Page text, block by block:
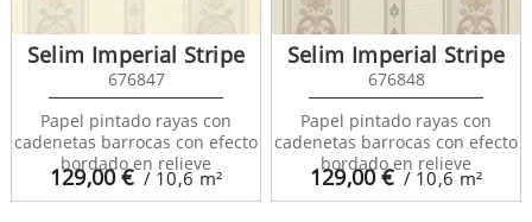
129,00€ / 10,6m²
Selim Imperial Stripe
676847
Papel pintado rayas con
cadenetas barrocas con efecto
bordado en relieve
129,00€ / 10,6m²
Selim Imperial Stripe
676848
Papel pintado rayas con
cadenetas barrocas con efecto
bordado en relieve